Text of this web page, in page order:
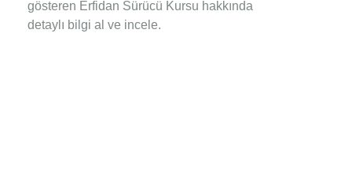
gösteren Erfidan Sürücü Kursu hakkında
detaylı bilgi al ve incele.